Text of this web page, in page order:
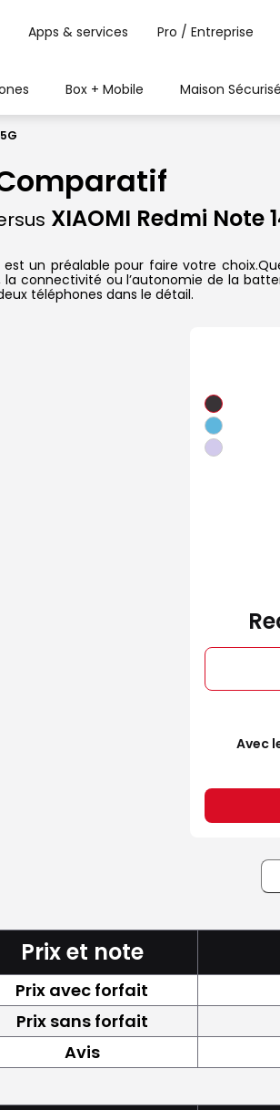
Apps & services Pro / Entreprise
Box + Mobile Maison
XIAOMI Redmi Note
est un préalable pour faire votre
la connectivité ou l’autonomie de la
téléphones dans le détail.
Avec
Prix et note
Prix avec forfait
Prix sans forfait
Avis